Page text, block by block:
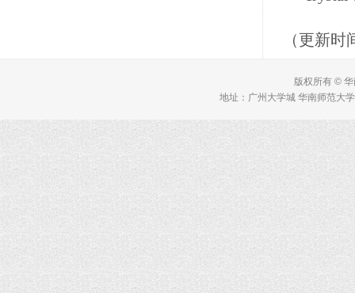
（更新
版权所有 ©
地址：广州大学城 华南师范大